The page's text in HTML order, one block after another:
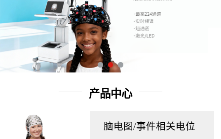
产品中心
脑电图/事件相关电位